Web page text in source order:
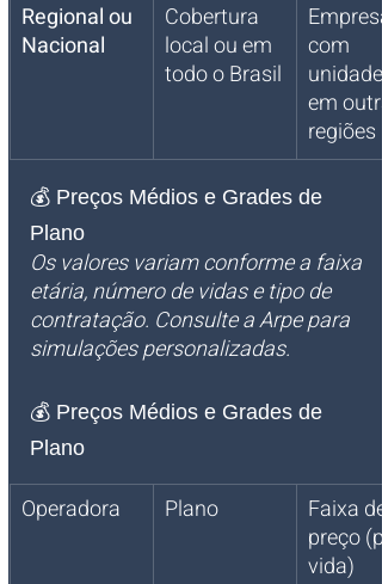
Regional ou
Nacional
Cobertura
local ou em
todo o Brasil
com
unidades
em
regiões
💰 Preços Médios e Grades de
Plano
Os valores variam conforme a faixa
etária, número de vidas e tipo de
contratação. Consulte a Arpe para
simulações personalizadas.
💰 Preços Médios e Grades de
Plano
Operadora Plano
Faixa de
preço
vida)